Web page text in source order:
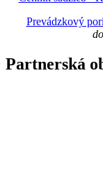
Prevádzkový
Partnerská